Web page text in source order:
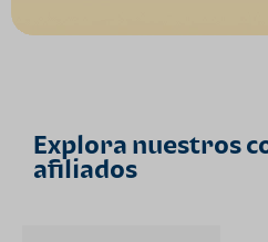
Explora nuestros
afiliados